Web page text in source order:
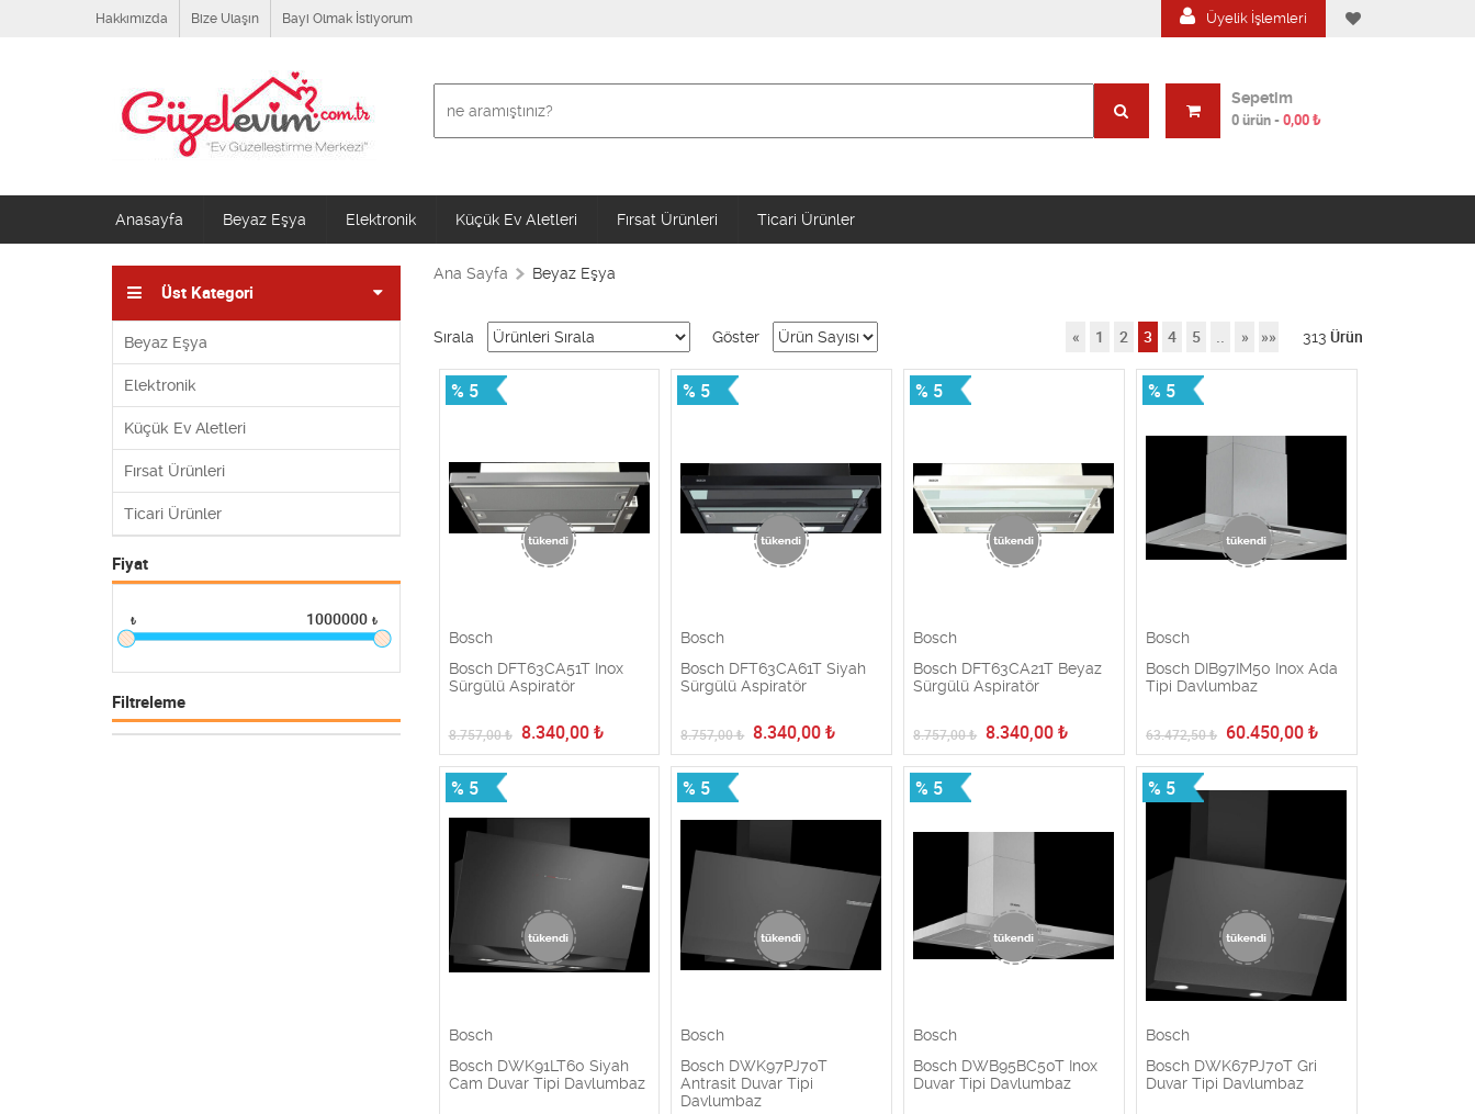
Hakkımızda Bize Ulaşın Bayi Olmak İstiyorum Üyelik İşlemleri
Sepetim
0 ürün - 0,00 ₺
Anasayfa Beyaz Eşya Elektronik Küçük Ev Aletleri Fırsat Ürünleri Ticari Ürünler
Üst Kategori
Beyaz Eşya
Elektronik
Küçük Ev Aletleri
Fırsat Ürünleri
Ticari Ürünler
Fiyat
₺ 1000000₺
Filtreleme
Ana Sayfa Beyaz Eşya
Sırala Göster 313 Ürün
« 1 2 3 4 5 » »»
% 5
Bosch
Bosch DFT63CA51T Inox
Sürgülü Aspiratör
8.757,00₺ 8.340,00₺
% 5
Bosch
Bosch DFT63CA61T Siyah
Sürgülü Aspiratör
8.757,00₺ 8.340,00 ₺
% 5
Bosch
Bosch DFT63CA21T Beyaz
Sürgülü Aspiratör
8.757,00₺ 8.340,00 ₺
% 5
Bosch
Bosch DIB97IM50 Inox Ada
Tipi Davlumbaz
63.472,50₺ 60.450,00 ₺
% 5
Bosch
Bosch DWK91LT60 Siyah
Cam Duvar Tipi Davlumbaz
% 5
Bosch
Bosch DWK97PJ70T
Antrasit Duvar Tipi
Davlumbaz
% 5
Bosch
Bosch DWB95BC50T Inox
Duvar Tipi Davlumbaz
% 5
Bosch
Bosch DWK67PJ70T Gri
Duvar Tipi Davlumbaz